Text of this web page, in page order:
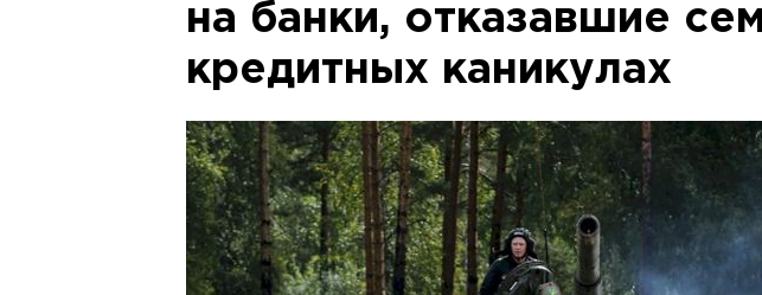
на банки, отказавшие
кредитных каникулах